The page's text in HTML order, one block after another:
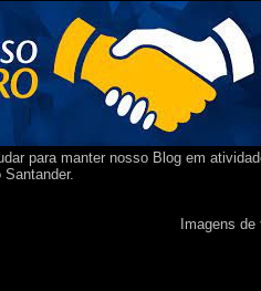
para manter nosso Blog em
Imagens